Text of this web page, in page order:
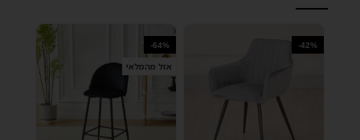
-42%
-64%
אזל מהמלאי